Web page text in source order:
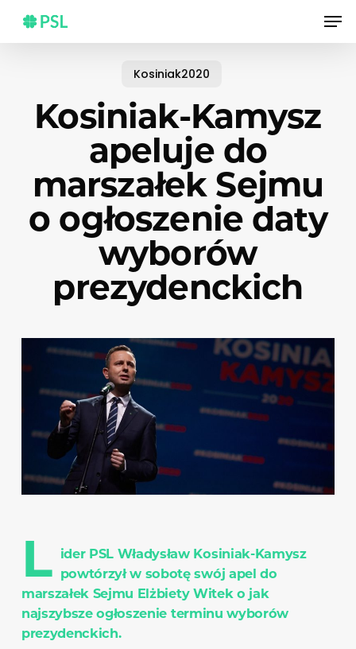
main
Kosiniak2020
Kosiniak-Kamysz
apeluje do
marszałek Sejmu
o ogłoszenie daty
wyborów
prezydenckich
L ider PSL Władysław Kosiniak-Kamysz
powtórzył w sobotę swój apel do
marszałek Sejmu Elżbiety Witek o jak
najszybsze ogłoszenie terminu wyborów
prezydenckich.